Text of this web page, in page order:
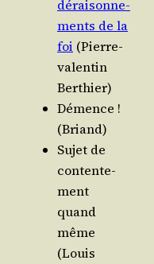
dérai­son­ne­
ments de la
foi (Pierre-
valen­tin
Berthier)
Démence !
(Briand)
Sujet de
conten­te­
ment
quand
même
(Louis